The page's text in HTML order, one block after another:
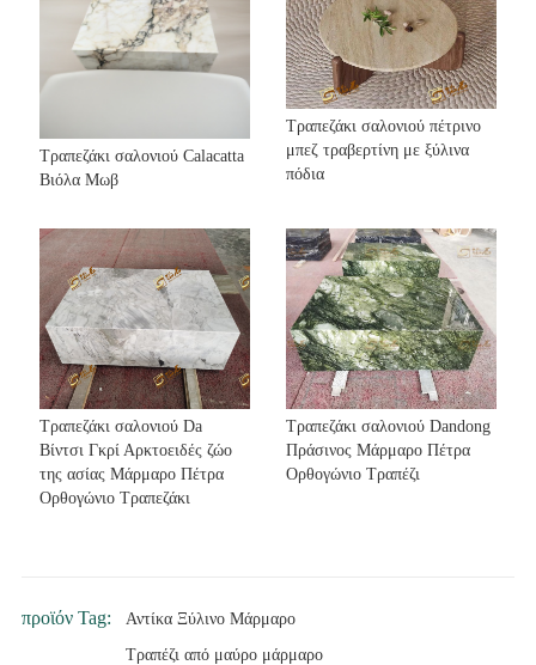
Τραπεζάκι σαλονιού Calacatta
Βιόλα Μωβ
Τραπεζάκι σαλονιού πέτρινο
μπεζ τραβερτίνη με ξύλινα
πόδια
Τραπεζάκι σαλονιού Da
Βίντσι Γκρί Αρκτοειδές ζώο
της ασίας Μάρμαρο Πέτρα
Ορθογώνιο Τραπεζάκι
Τραπεζάκι σαλονιού Dandong
Πράσινος Μάρμαρο Πέτρα
Ορθογώνιο Τραπέζι
προϊόν Tag:
Αντίκα Ξύλινο Μάρμαρο
Τραπέζι από μαύρο μάρμαρο